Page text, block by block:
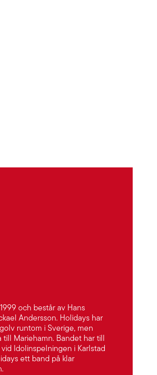
och består av Hans
Andersson. Holidays har
runtom i Sverige, men
Mariehamn. Bandet har till
Idolinspelningen i Karlstad
ett band på klar